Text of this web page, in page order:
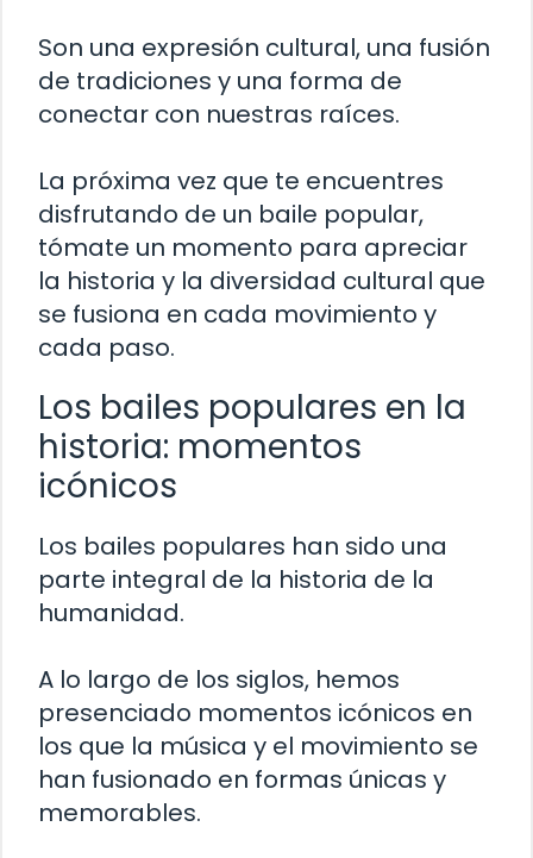
Son una expresión cultural, una fusión
de tradiciones y una forma de
conectar con nuestras raíces.
La próxima vez que te encuentres
disfrutando de un baile popular,
tómate un momento para apreciar
la historia y la diversidad cultural que
se fusiona en cada movimiento y
cada paso.
Los bailes populares en la
historia: momentos
icónicos
Los bailes populares han sido una
parte integral de la historia de la
humanidad.
A lo largo de los siglos, hemos
presenciado momentos icónicos en
los que la música y el movimiento se
han fusionado en formas únicas y
memorables.